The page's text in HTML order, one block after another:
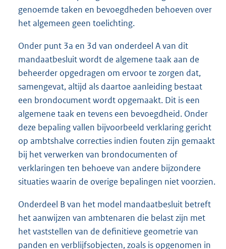
genoemde taken en bevoegdheden behoeven over
het algemeen geen toelichting.
Onder punt 3a en 3d van onderdeel A van dit
mandaatbesluit wordt de algemene taak aan de
beheerder opgedragen om ervoor te zorgen dat,
samengevat, altijd als daartoe aanleiding bestaat
een brondocument wordt opgemaakt. Dit is een
algemene taak en tevens een bevoegdheid. Onder
deze bepaling vallen bijvoorbeeld verklaring gericht
op ambtshalve correcties indien fouten zijn gemaakt
bij het verwerken van brondocumenten of
verklaringen ten behoeve van andere bijzondere
situaties waarin de overige bepalingen niet voorzien.
Onderdeel B van het model mandaatbesluit betreft
het aanwijzen van ambtenaren die belast zijn met
het vaststellen van de definitieve geometrie van
panden en verblijfsobjecten, zoals is opgenomen in